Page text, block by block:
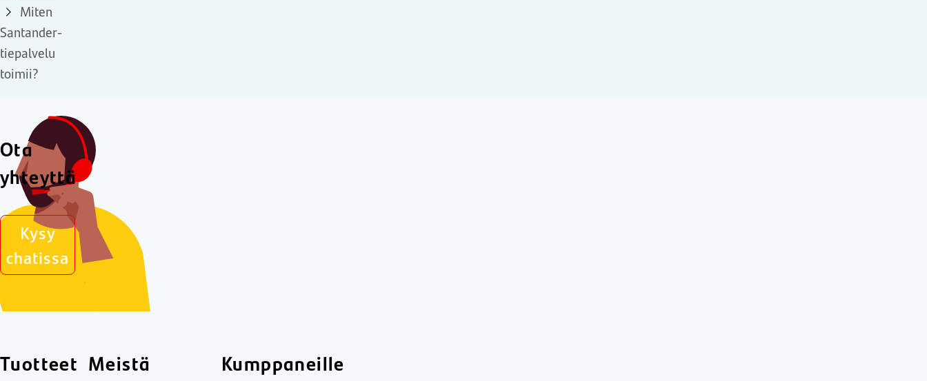
Miten
Santander-
tiepalvelu
toimii?
Ota
yhteyttä
Kysy
chatissa
Tuotteet Meistä Kumppaneille